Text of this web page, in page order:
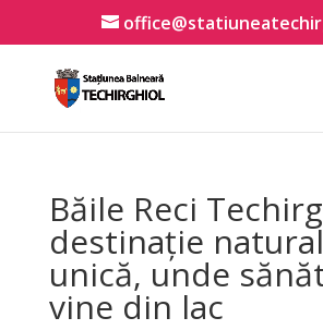
Băile Reci
destinație
unică, unde
vine din lac